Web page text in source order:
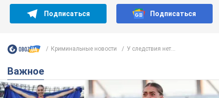
Подписаться Подписаться
Криминальные новости У следствия нет...
Важное